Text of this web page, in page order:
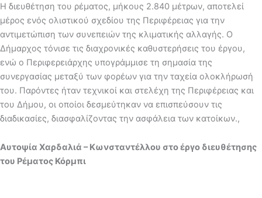
Η διευθέτηση του ρέματος, μήκους 2.840 μέτρων, αποτελεί
μέρος ενός ολιστικού σχεδίου της Περιφέρειας για την
αντιμετώπιση των συνεπειών της κλιματικής αλλαγής. Ο
Δήμαρχος τόνισε τις διαχρονικές καθυστερήσεις του έργου,
ενώ ο Περιφερειάρχης υπογράμμισε τη σημασία της
συνεργασίας μεταξύ των φορέων για την ταχεία ολοκλήρωσή
του. Παρόντες ήταν τεχνικοί και στελέχη της Περιφέρειας και
του Δήμου, οι οποίοι δεσμεύτηκαν να επισπεύσουν τις
διαδικασίες, διασφαλίζοντας την ασφάλεια των κατοίκων.,
Αυτοψία Χαρδαλιά – Κωνσταντέλλου στο έργο διευθέτησης
του Ρέματος Κόρμπι